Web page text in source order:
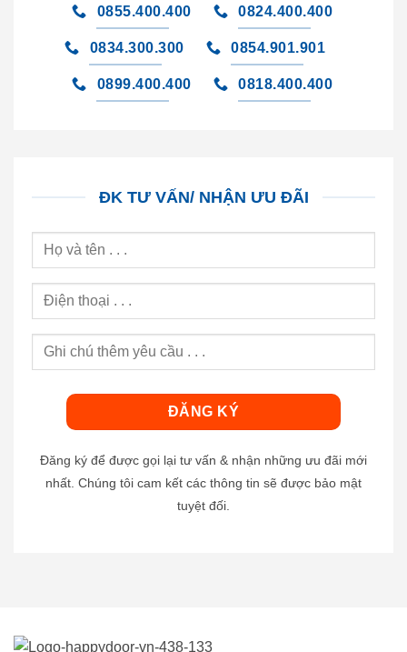
0855.400.400 0824.400.400
0834.300.300 0854.901.901
0899.400.400 0818.400.400
ĐK TƯ VẤN/ NHẬN ƯU ĐÃI
Đăng ký để được gọi lại tư vấn & nhận những ưu đãi mới
nhất. Chúng tôi cam kết các thông tin sẽ được bảo mật
tuyệt đối.